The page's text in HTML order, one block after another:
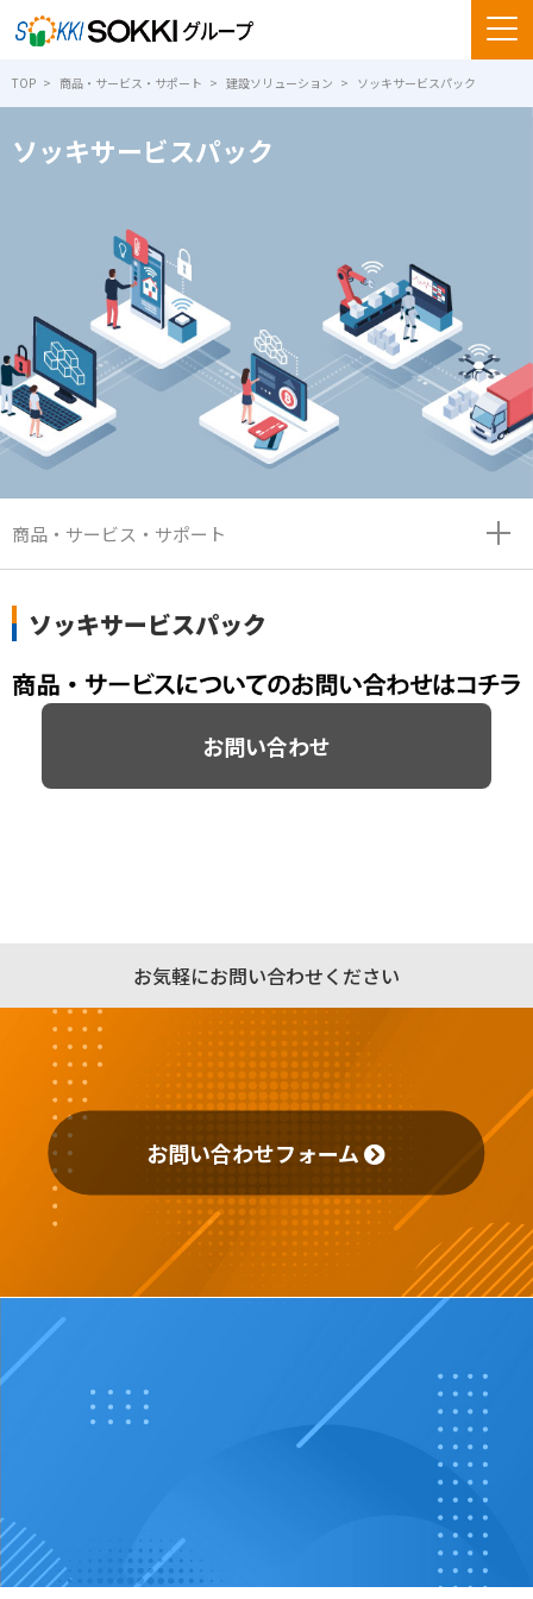
TOP 商品・サービス・サポート 建設ソリューション ソッキサービスパック
ソッキサービスパック
商品・サービス・サポート
ソッキサービスパック
お問い合わせ
お気軽にお問い合わせください
お問い合わせフォーム